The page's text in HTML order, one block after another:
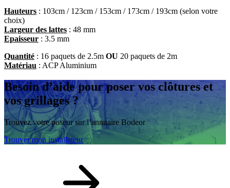
Hauteurs : 103cm / 123cm / 153cm / 173cm / 193cm (selon votre
choix)
Largeur des lattes : 48 mm
Epaisseur : 3.5 mm
Quantité : 16 paquets de 2.5m OU 20 paquets de 2m
Matériau : ACP Aluminium
Besoin d’aidepour poser vos clôtures et
vos grillages ?
Trouvez votre poseur sur l’annuaire Bodeor
Trouver mon installateur